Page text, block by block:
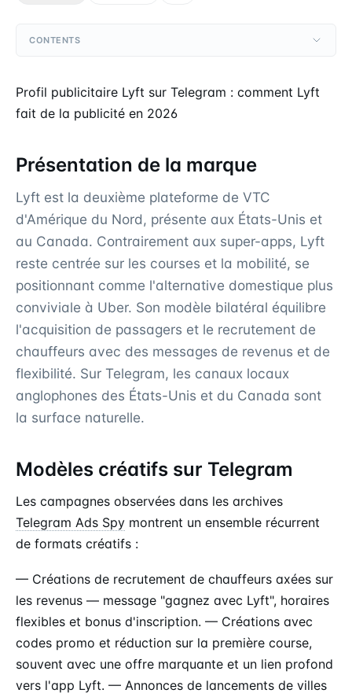
CONTENTS
Profil publicitaire Lyft sur Telegram : comment Lyft
fait de la publicité en 2026
Présentation de la marque
Lyft est la deuxième plateforme de VTC
d'Amérique du Nord, présente aux États-Unis et
au Canada. Contrairement aux super-apps, Lyft
reste centrée sur les courses et la mobilité, se
positionnant comme l'alternative domestique plus
conviviale à Uber. Son modèle bilatéral équilibre
l'acquisition de passagers et le recrutement de
chauffeurs avec des messages de revenus et de
flexibilité. Sur Telegram, les canaux locaux
anglophones des États-Unis et du Canada sont
la surface naturelle.
Modèles créatifs sur Telegram
Les campagnes observées dans les archives
Telegram Ads Spy montrent un ensemble récurrent
de formats créatifs :
— Créations de recrutement de chauffeurs axées sur
les revenus — message "gagnez avec Lyft", horaires
flexibles et bonus d'inscription. — Créations avec
codes promo et réduction sur la première course,
souvent avec une offre marquante et un lien profond
vers l'app Lyft. — Annonces de lancements de villes